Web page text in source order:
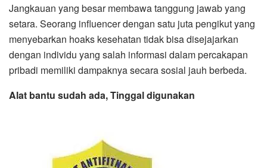
Jangkauan yang besar membawa tanggung jawab yang
setara. Seorang influencer dengan satu juta pengikut yang
menyebarkan hoaks kesehatan tidak bisa disejajarkan
dengan individu yang salah informasi dalam percakapan
pribadi memiliki dampaknya secara sosial jauh berbeda.
Alat bantu sudah ada, Tinggal digunakan